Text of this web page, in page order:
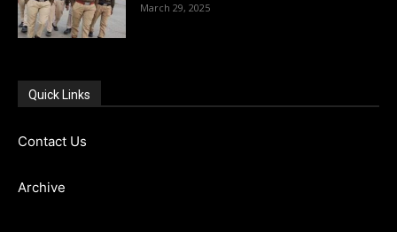
March 29, 2025
Quick Links
Contact Us
Archive